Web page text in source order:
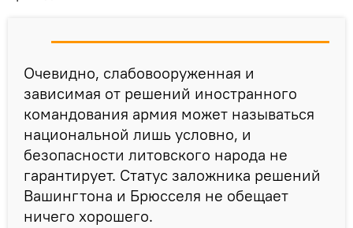
Очевидно, слабовооруженная и
зависимая от решений иностранного
командования армия может называться
национальной лишь условно, и
безопасности литовского народа не
гарантирует. Статус заложника решений
Вашингтона и Брюсселя не обещает
ничего хорошего.